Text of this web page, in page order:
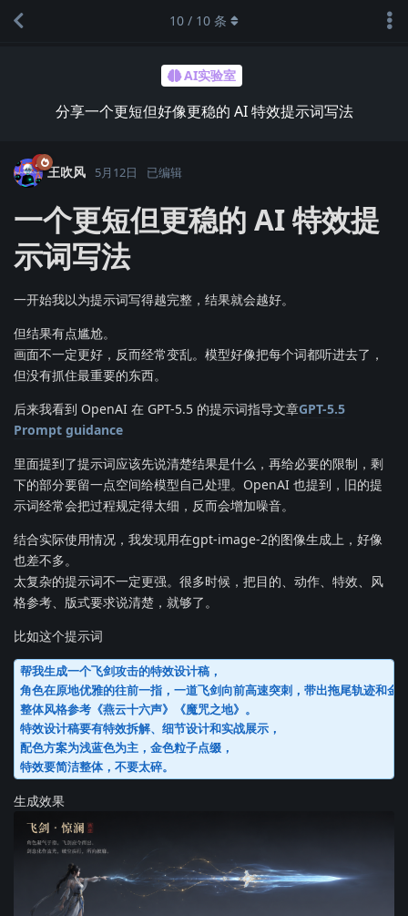
AI实验室
分享一个更短但好像更稳的 AI 特效提示词写法
10 / 10 条
王吹风 5月12日 已编辑
一个更短但更稳的 AI 特效提
示词写法
一开始我以为提示词写得越完整，结果就会越好。
但结果有点尴尬。
画面不一定更好，反而经常变乱。模型好像把每个词都听进去了，
但没有抓住最重要的东西。
后来我看到 OpenAI 在 GPT-5.5 的提示词指导文章GPT-5.5
Prompt guidance
里面提到了提示词应该先说清楚结果是什么，再给必要的限制，剩
下的部分要留一点空间给模型自己处理。OpenAI 也提到，旧的提
示词经常会把过程规定得太细，反而会增加噪音。
结合实际使用情况，我发现用在gpt-image-2的图像生成上，好像
也差不多。
太复杂的提示词不一定更强。很多时候，把目的、动作、特效、风
格参考、版式要求说清楚，就够了。
比如这个提示词
帮我生成一个飞剑攻击的特效设计稿，
角色在原地优雅的往前一指，一道飞剑向前高速突刺，带出拖尾轨迹和金
整体风格参考《燕云十六声》《魔咒之地》。
特效设计稿要有特效拆解、细节设计和实战展示，
配色方案为浅蓝色为主，金色粒子点缀，
特效要简洁整体，不要太碎。
生成效果